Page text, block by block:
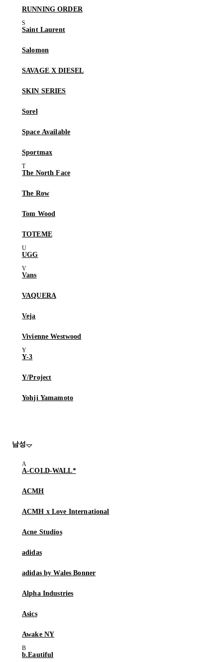
RUNNING ORDER
Saint Laurent
Salomon
SAVAGE X DIESEL
SKIN SERIES
Sorel
Space Available
Sportmax
The North Face
The Row
Tom Wood
TOTEME
UGG
Vans
VAQUERA
Veja
Vivienne Westwood
Y-3
Y/Project
Yohji Yamamoto
남성
A-COLD-WALL*
ACMH
ACMH x Love International
Acne Studios
adidas
adidas by Wales Bonner
Alpha Industries
Asics
Awake NY
b.Eautiful